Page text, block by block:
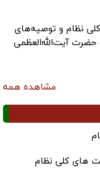
نظام و توصیه‌های
حضرت آیت‌الله‌العظمی
مشاهده همه
های کلی نظام